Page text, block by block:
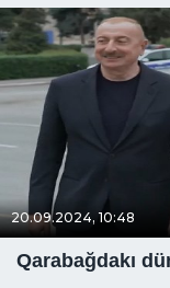
20.09.2024, 10:48
Qarabağdakı